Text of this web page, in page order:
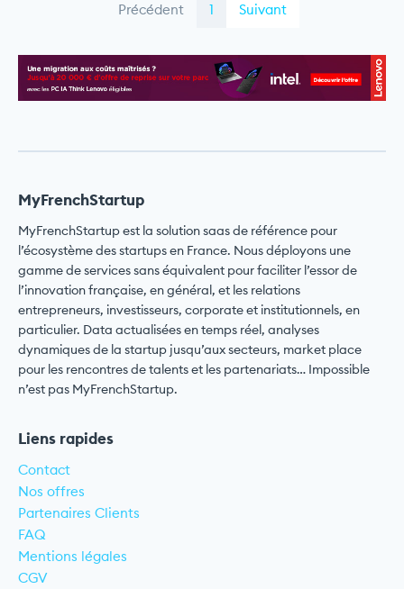
Précédent 1 Suivant
MyFrenchStartup
MyFrenchStartup est la solution saas de référence pour
l’écosystème des startups en France. Nous déployons une
gamme de services sans équivalent pour faciliter l’essor de
l’innovation française, en général, et les relations
entrepreneurs, investisseurs, corporate et institutionnels, en
particulier. Data actualisées en temps réel, analyses
dynamiques de la startup jusqu’aux secteurs, market place
pour les rencontres de talents et les partenariats… Impossible
n’est pas MyFrenchStartup.
Liens rapides
Contact
Nos offres
Partenaires Clients
FAQ
Mentions légales
CGV